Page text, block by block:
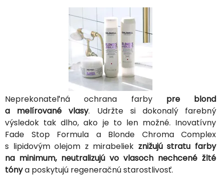
Neprekonateľná ochrana farby pre blond
a melírované vlasy. Udržte si dokonalý farebný
výsledok tak dlho, ako je to len možné. Inovatívny
Fade Stop Formula a Blonde Chroma Complex
s lipidovým olejom z mirabeliek znižujú stratu farby
na minimum, neutralizujú vo vlasoch nechcené žlté
tónya poskytujú regeneračnú starostlivosť.